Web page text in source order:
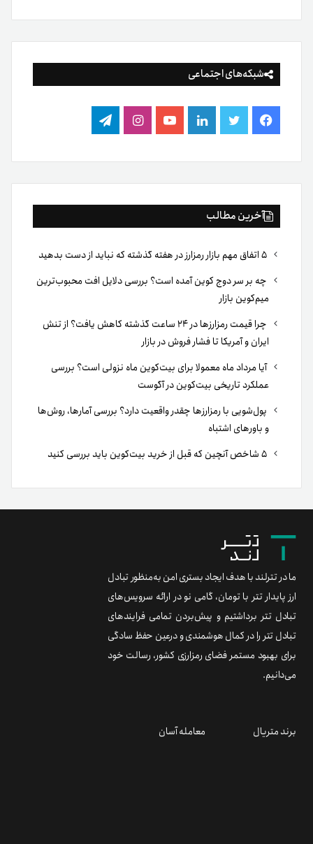
شبکه‌های اجتماعی
فیس
بوک
توییتر لینکدینیوتیوباینستاگرام
تلگرام
آخرین مطالب
چه بر سر دوج کوین آمده است؟ بررسی دلایل افت محبوب‌ترین
میم‌کوین بازار
چرا قیمت رمزارزها در ۲۴ ساعت گذشته کاهش یافت؟ از تنش
ایران و آمریکا تا فشار فروش در بازار
آیا مرداد ماه معمولا برای بیت‌کوین ماه نزولی است؟ بررسی
عملکرد تاریخی بیت‌کوین در آگوست
پول‌شویی با رمزارزها چقدر واقعیت دارد؟ بررسی آمارها، روش‌ها
و باورهای اشتباه
ما در تترلند با هدف ایجاد بستری امن به‌منظور تبادل
ارز پایدار تتر با تومان، گامی نو در ارائه سرویس‌های
تبادل تتر برداشتیم و پیش‌بردن تمامی فرایندهای
تبادل تتر را در کمال هوشمندی و درعین حفظ سادگی
برای بهبود مستمر فضای رمزارزی کشور، رسالت خود
می‌دانیم.
برند متریال معامله آسان